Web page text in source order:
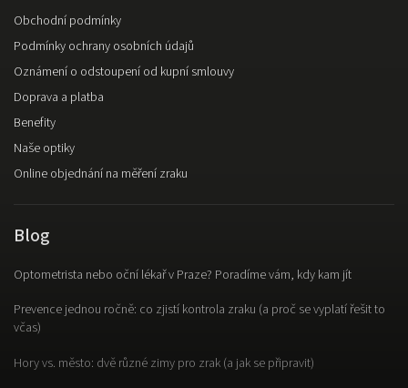
Obchodní podmínky
Podmínky ochrany osobních údajů
Oznámení o odstoupení od kupní smlouvy
Doprava a platba
Benefity
Naše optiky
Online objednání na měření zraku
Blog
Optometrista nebo oční lékař v Praze? Poradíme vám, kdy kam jít
Prevence jednou ročně: co zjistí kontrola zraku (a proč se vyplatí řešit to
včas)
Hory vs. město: dvě různé zimy pro zrak (a jak se připravit)